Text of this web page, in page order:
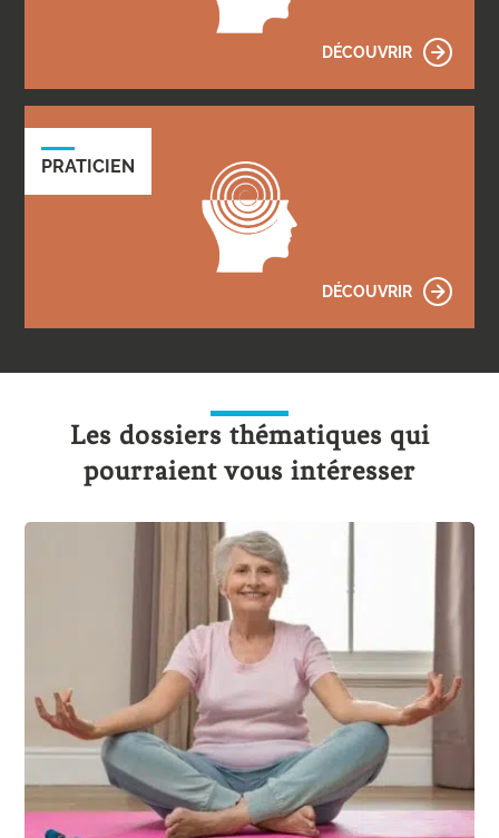
DÉCOUVRIR
PRATICIEN
DÉCOUVRIR
Les dossiers thématiques qui
pourraient vous intéresser